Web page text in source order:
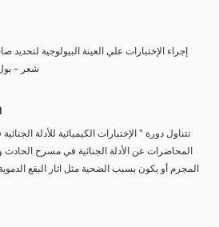
شعر –
تتناول دورة " الإختبارات الكيميائية للأدلة
المحاضرات عن الأدلة الجنائية في مسرح الحادث
المجرم أو يكون بسبب الضحية مثل اثار البقع